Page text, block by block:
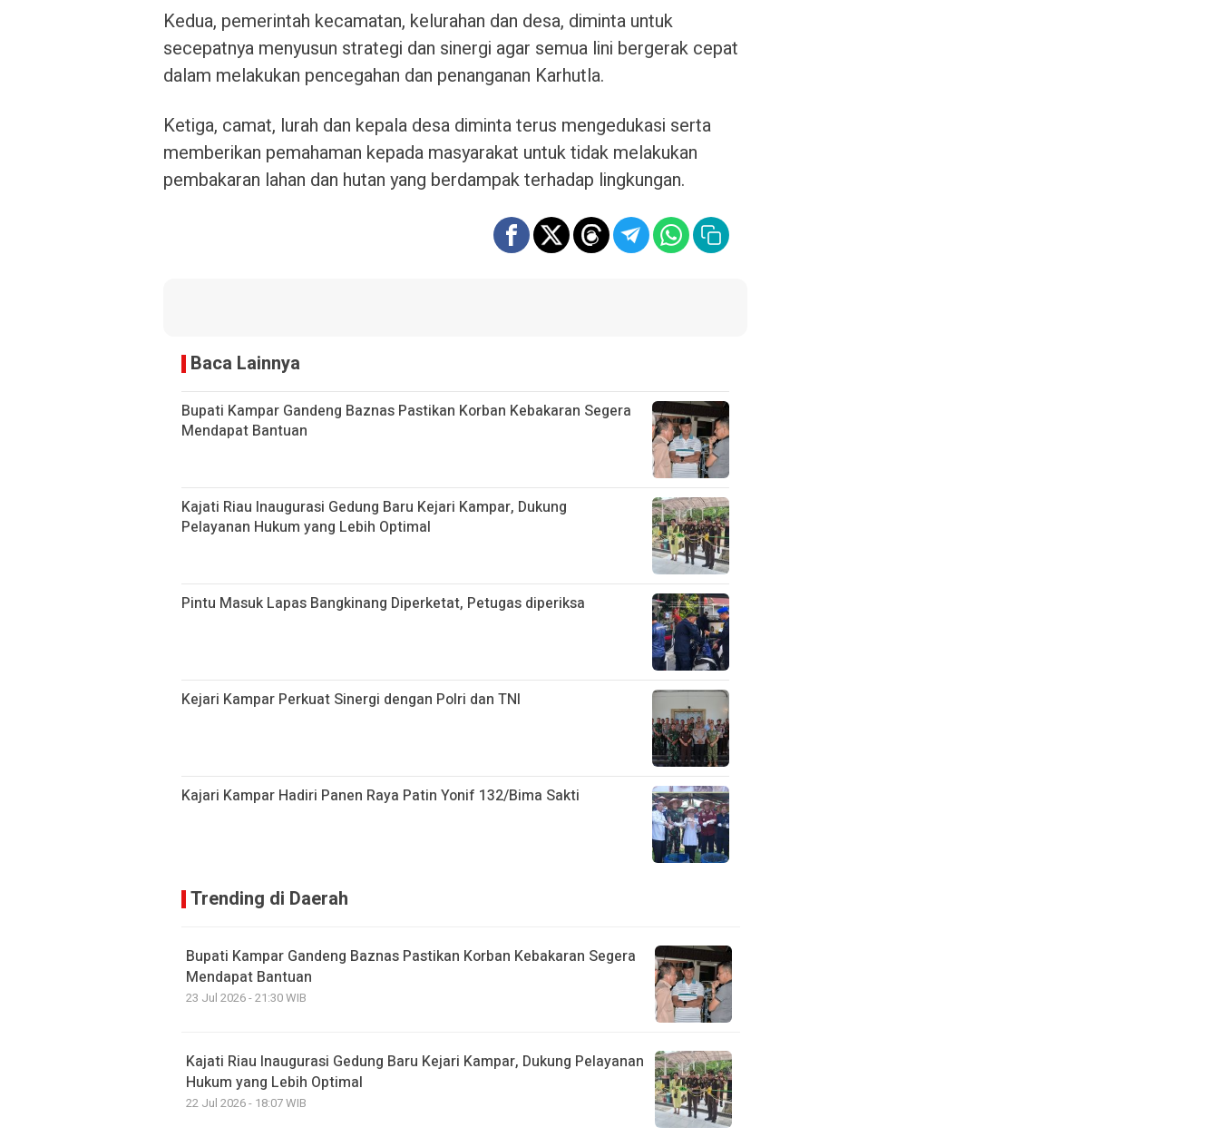
Kedua, pemerintah kecamatan, kelurahan dan desa, diminta untuk
secepatnya menyusun strategi dan sinergi agar semua lini bergerak cepat
dalam melakukan pencegahan dan penanganan Karhutla.
Ketiga, camat, lurah dan kepala desa diminta terus mengedukasi serta
memberikan pemahaman kepada masyarakat untuk tidak melakukan
pembakaran lahan dan hutan yang berdampak terhadap lingkungan.
Baca Lainnya
Bupati Kampar Gandeng Baznas Pastikan Korban Kebakaran Segera
Mendapat Bantuan
Kajati Riau Inaugurasi Gedung Baru Kejari Kampar, Dukung
Pelayanan Hukum yang Lebih Optimal
Pintu Masuk Lapas Bangkinang Diperketat, Petugas diperiksa
Kejari Kampar Perkuat Sinergi dengan Polri dan TNI
Kajari Kampar Hadiri Panen Raya Patin Yonif 132/Bima Sakti
Trending di Daerah
Bupati Kampar Gandeng Baznas Pastikan Korban Kebakaran Segera
Mendapat Bantuan
23 Jul 2026 - 21:30 WIB
Kajati Riau Inaugurasi Gedung Baru Kejari Kampar, Dukung Pelayanan
Hukum yang Lebih Optimal
22 Jul 2026 - 18:07 WIB